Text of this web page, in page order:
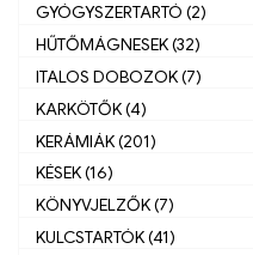
GYÓGYSZERTARTÓ (2)
HŰTŐMÁGNESEK (32)
ITALOS DOBOZOK (7)
KARKÖTŐK (4)
KERÁMIÁK (201)
KÉSEK (16)
KÖNYVJELZŐK (7)
KULCSTARTÓK (41)